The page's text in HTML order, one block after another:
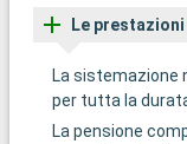
Le
La sistemazione
per tutta la
La pensione